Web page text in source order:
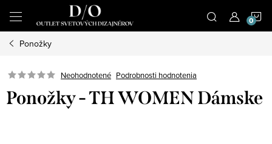
obsah
Ponožky
Neohodnotené Podrobnosti hodnotenia
Ponožky - TH WOMEN Dámske